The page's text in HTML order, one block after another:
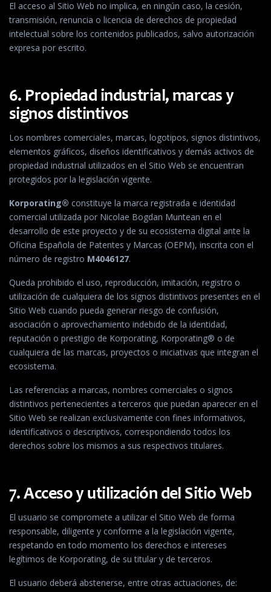
El acceso al Sitio Web no implica, en ningún caso, la cesión,
transmisión, renuncia o licencia de derechos de propiedad
intelectual sobre los contenidos publicados, salvo autorización
expresa por escrito.
6. Propiedad industrial, marcas y
signos distintivos
Los nombres comerciales, marcas, logotipos, signos distintivos,
elementos gráficos, diseños identificativos y demás activos de
propiedad industrial utilizados en el Sitio Web se encuentran
protegidos por la legislación vigente.
Korporating® constituye la marca registrada e identidad
comercial utilizada por Nicolae Bogdan Muntean en el
desarrollo de este proyecto y de su ecosistema digital ante la
Oficina Española de Patentes y Marcas (OEPM), inscrita con el
número de registro M4046127.
Queda prohibido el uso, reproducción, imitación, registro o
utilización de cualquiera de los signos distintivos presentes en el
Sitio Web cuando pueda generar riesgo de confusión,
asociación o aprovechamiento indebido de la identidad,
reputación o prestigio de Korporating, Korporating® o de
cualquiera de las marcas, proyectos o iniciativas que integran el
ecosistema.
Las referencias a marcas, nombres comerciales o signos
distintivos pertenecientes a terceros que puedan aparecer en el
Sitio Web se realizan exclusivamente con fines informativos,
identificativos o descriptivos, correspondiendo todos los
derechos sobre los mismos a sus respectivos titulares.
7. Acceso y utilización del Sitio Web
El usuario se compromete a utilizar el Sitio Web de forma
responsable, diligente y conforme a la legislación vigente,
respetando en todo momento los derechos e intereses
legítimos de Korporating, de su titular y de terceros.
El usuario deberá abstenerse, entre otras actuaciones, de: